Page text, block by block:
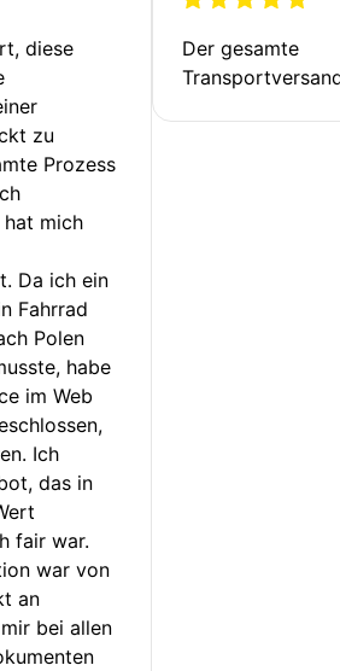
diese
zu
Prozess
hat mich
Da ich ein
Fahrrad
Polen
habe
im Web
Ich
das in
fair war.
war von
an
bei allen
Der gesamte